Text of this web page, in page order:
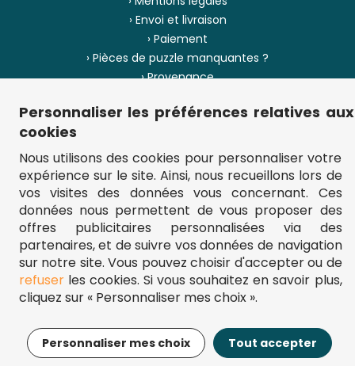
13,95€ Ajouter au panier
› Envoi et livraison
› Paiement
› Pièces de puzzle manquantes ?
› Provenance
› Plan du site
** Frais d'envoi = 6,95 € (France) / gratuit à partir de 45 €.
fou-de-puzzle.com : le site référence pour acheter des puzzles de
qualité à bon prix.
© Fou-de-puzzle.com 2011 - 2026
Personnaliser les préférences relatives aux
cookies
Nous utilisons des cookies pour personnaliser votre
expérience sur le site. Ainsi, nous recueillons lors de
vos visites des données vous concernant. Ces
données nous permettent de vous proposer des
offres publicitaires personnalisées via des
partenaires, et de suivre vos données de navigation
sur notre site. Vous pouvez choisir d'accepter ou de
refuserles cookies. Si vous souhaitez en savoir plus,
cliquez sur « Personnaliser mes choix ».
Personnaliser mes choix Tout accepter